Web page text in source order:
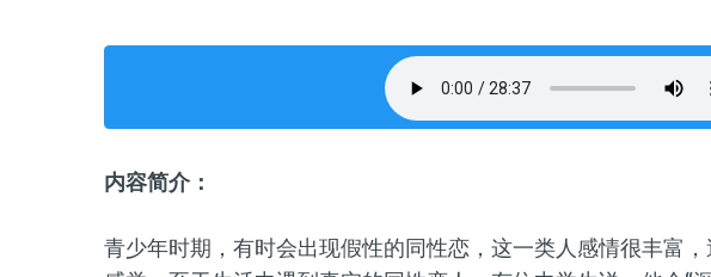
内容简介：
青少年时期，有时会出现假性的同性恋，这一类人感情很丰富